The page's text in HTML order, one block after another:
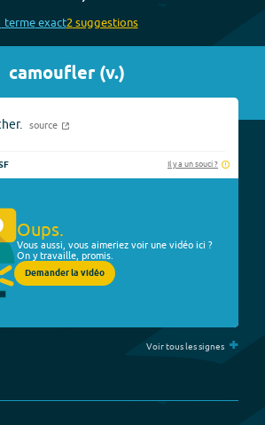
termeexact2 suggestions
camoufler(v.)
source
Il y a un souci ?
Oups.
Vous aussi, vous aimeriez voir une vidéo ici ?
On y travaille, promis.
Demander la vidéo
Voir tous les signes +